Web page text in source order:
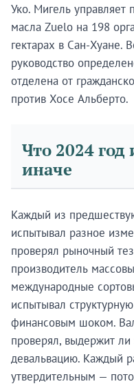
Уко. Мигель управляет
масла Zuelo на 198
гектарах в Сан-Хуане.
руководство
отделена от
против Хосе Альберто.
Что 2024
иначе
Каждый из
испытывал разное
проверял рыночный
производитель
международные
испытывал
финансовым шоком.
проверял, выдержит
девальвацию. Каждый
утвердительным —